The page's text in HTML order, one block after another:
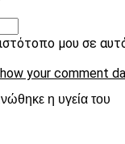
μου σε
your comment
η υγεία του